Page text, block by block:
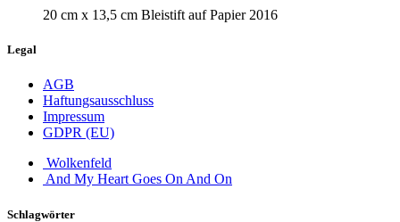
20 cm x 13,5 cm Bleistift auf Papier 2016
Legal
AGB
Haftungsausschluss
Impressum
GDPR (EU)
Wolkenfeld
And My Heart Goes On And On
Schlagwörter